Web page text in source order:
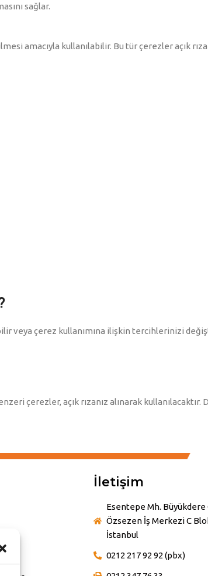
sağlar.
amacıyla kullanılabilir. Bu tür çerezler açık
veya çerez kullanımına ilişkin tercihlerinizi
çerezler, açık rızanız alınarak
İletişim
Esentepe Mh. Büyükdere
Özsezen İş Merkezi C
İstanbul
0212 217 92 92 (pbx)